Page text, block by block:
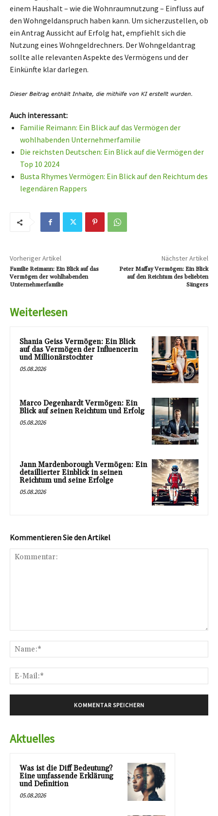
einem Haushalt – wie die Wohnraumnutzung – Einfluss auf
den Wohngeldanspruch haben kann. Um sicherzustellen, ob
ein Antrag Aussicht auf Erfolg hat, empfiehlt sich die
Nutzung eines Wohngeldrechners. Der Wohngeldantrag
sollte alle relevanten Aspekte des Vermögens und der
Einkünfte klar darlegen.
Auch interessant:
Familie Reimann: Ein Blick auf das Vermögen der
wohlhabenden Unternehmerfamilie
Die reichsten Deutschen: Ein Blick auf die Vermögen der
Top 10 2024
Busta Rhymes Vermögen: Ein Blick auf den Reichtum des
legendären Rappers
Vorheriger Artikel
Familie Reimann: Ein Blick auf das
Vermögen der wohlhabenden
Unternehmerfamilie
Nächster Artikel
Peter Maffay Vermögen: Ein Blick
auf den Reichtum des beliebten
Sängers
Weiterlesen
Shania Geiss Vermögen: Ein Blick
auf das Vermögen der Influencerin
und Millionärstochter
05.08.2026
Marco Degenhardt Vermögen: Ein
Blick auf seinen Reichtum und Erfolg
05.08.2026
Jann Mardenborough Vermögen: Ein
detaillierter Einblick in seinen
Reichtum und seine Erfolge
05.08.2026
Kommentieren Sie den Artikel
Aktuelles
Was ist die Diff Bedeutung?
Eine umfassende Erklärung
und Definition
05.08.2026